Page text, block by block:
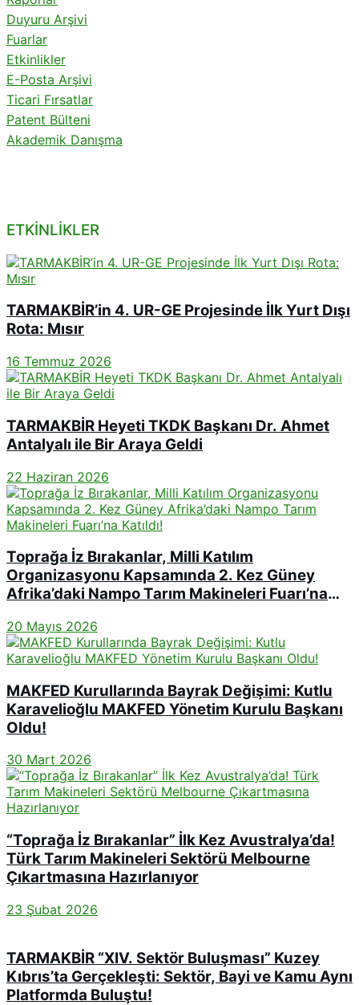
Duyuru Arşivi
Fuarlar
Etkinlikler
E-Posta Arşivi
Ticari Fırsatlar
Patent Bülteni
Akademik Danışma
ETKİNLİKLER
TARMAKBİR’in 4. UR-GE Projesinde İlk Yurt Dışı
Rota: Mısır
16 Temmuz 2026
TARMAKBİR Heyeti TKDK Başkanı Dr. Ahmet
Antalyalı ile Bir Araya Geldi
22 Haziran 2026
Toprağa İz Bırakanlar, Milli Katılım
Organizasyonu Kapsamında 2. Kez Güney
Afrika’daki Nampo Tarım Makineleri Fuarı’na
20 Mayıs 2026
MAKFED Kurullarında Bayrak Değişimi: Kutlu
Karavelioğlu MAKFED Yönetim Kurulu Başkanı
Oldu!
30 Mart 2026
“Toprağa İz Bırakanlar” İlk Kez Avustralya’da!
Türk Tarım Makineleri Sektörü Melbourne
Çıkartmasına Hazırlanıyor
23 Şubat 2026
TARMAKBİR “XIV. Sektör Buluşması” Kuzey
Kıbrıs’ta Gerçekleşti: Sektör, Bayi ve Kamu Aynı
Platformda Buluştu!